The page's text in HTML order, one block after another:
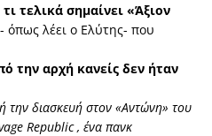
τι τελικά σημαίνει «Άξιον
όπως λέει ο Ελύτης- που
την αρχή κανείς δεν ήταν
την διασκευή στον «Αντώνη» του
Republic , ένα πανκ